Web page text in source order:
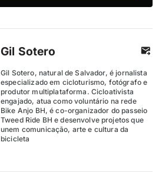
Gil Sotero
Gil Sotero, natural de Salvador, é jornalista
especializado em cicloturismo, fotógrafo e
produtor multiplataforma. Cicloativista
engajado, atua como voluntário na rede
Bike Anjo BH, é co-organizador do passeio
Tweed Ride BH e desenvolve projetos que
unem comunicação, arte e cultura da
bicicleta